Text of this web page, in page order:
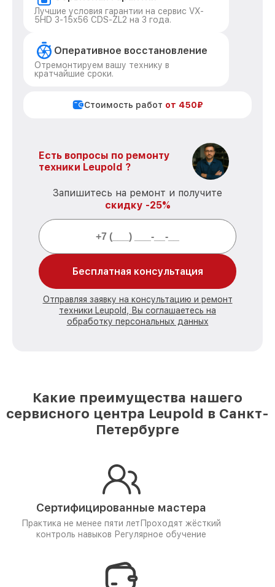
Лучшие условия гарантии на сервис VX-
5HD 3-15x56 CDS-ZL2 на 3 года.
Оперативное восстановление
Отремонтируем вашу технику в
кратчайшие сроки.
Стоимость работ от 450₽
Есть вопросы по ремонту
техники Leupold ?
Запишитесь на ремонт и получите
скидку -25%
Бесплатная консультация
Отправляя заявку на консультацию и ремонт
техники Leupold, Вы соглашаетесь на
обработку персональных данных
Какие преимущества нашего
сервисного центра Leupold в Санкт-
Петербурге
Сертифицированные мастера
Практика не менее пяти лет Проходят жёсткий
контроль навыков Регулярное обучение